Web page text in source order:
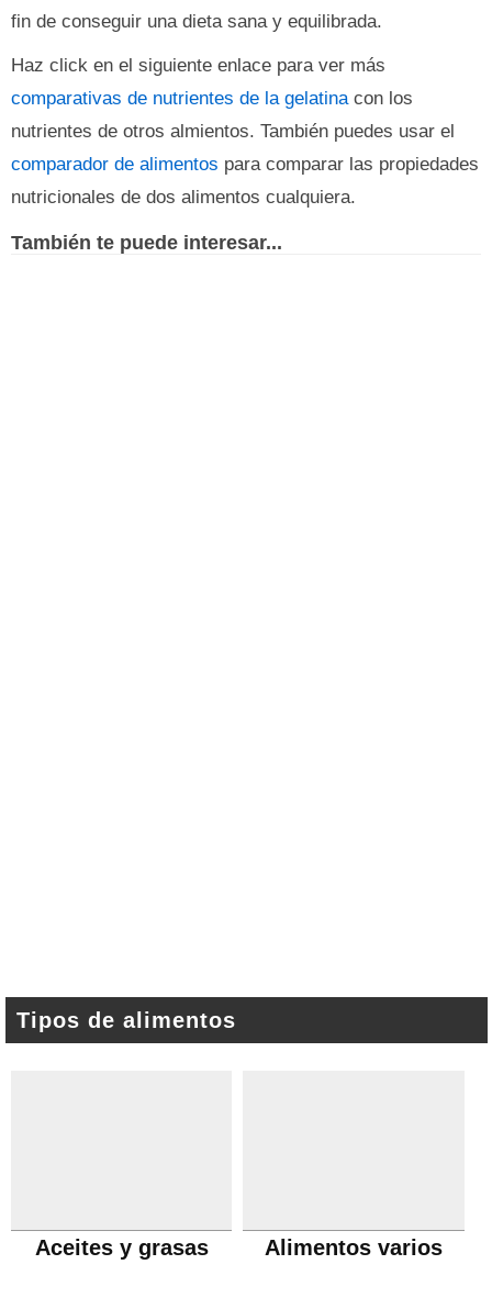
fin de conseguir una dieta sana y equilibrada.
Haz click en el siguiente enlace para ver más
comparativas de nutrientes de la gelatinacon los
nutrientes de otros almientos. También puedes usar el
comparador de alimentos para comparar las propiedades
nutricionales de dos alimentos cualquiera.
También te puede interesar...
Tipos de alimentos
Aceites y grasas Alimentos varios